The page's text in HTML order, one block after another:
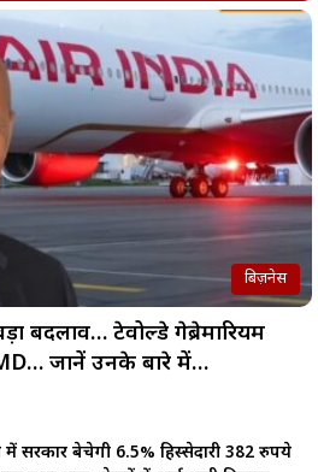
बिज़नेस
बदलाव… टेवोल्डे गेब्रेमारियम
जानें उनके बारे में…
सरकार बेचेगी 6.5% हिस्सेदारी 382 रुपये